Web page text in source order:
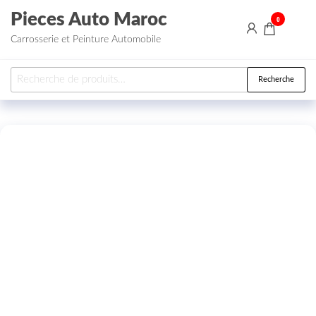
Aller au contenu
Pieces Auto Maroc
Carrosserie et Peinture Automobile
0
Recherche pour : Recherche